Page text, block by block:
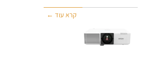
קרא עוד ←